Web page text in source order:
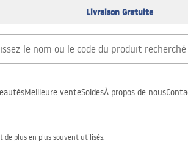
Livraison Gratuite
Meilleure venteSoldesÀ propos de nous
de plus en plus souvent utilisés.